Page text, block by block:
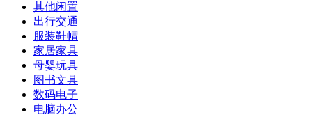
其他闲置
出行交通
服装鞋帽
家居家具
母婴玩具
图书文具
数码电子
电脑办公